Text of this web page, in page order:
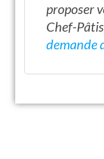
proposer
Chef-
demande